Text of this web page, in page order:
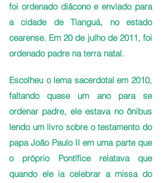
foi ordenado diácono e enviado para
a cidade de Tianguá, no estado
cearense. Em 20 de julho de 2011, foi
ordenado padre na terra natal.
Escolheu o lema sacerdotal em 2010,
faltando quase um ano para se
ordenar padre, ele estava no ônibus
lendo um livro sobre o testamento do
papa João Paulo II em uma parte que
o próprio Pontífice relatava que
quando ele ia celebrar a missa do